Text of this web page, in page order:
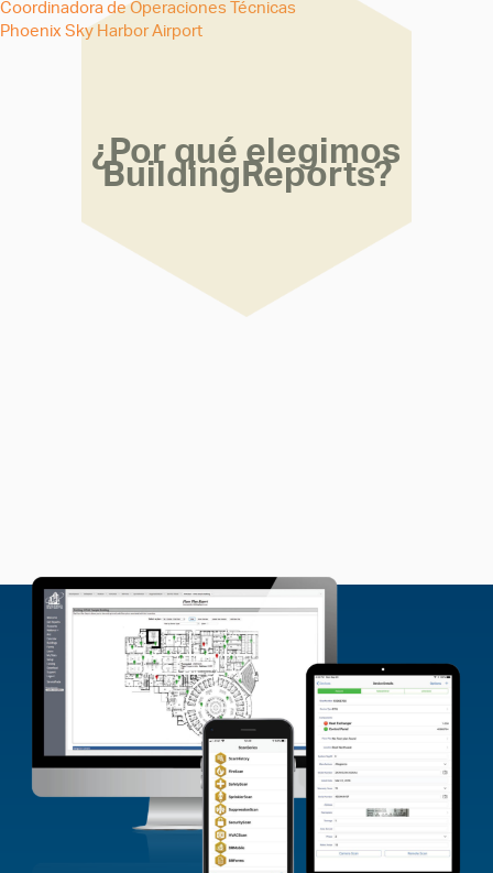
Coordinadora de Operaciones Técnicas
Phoenix Sky Harbor Airport
¿Por qué elegimos
BuildingReports?